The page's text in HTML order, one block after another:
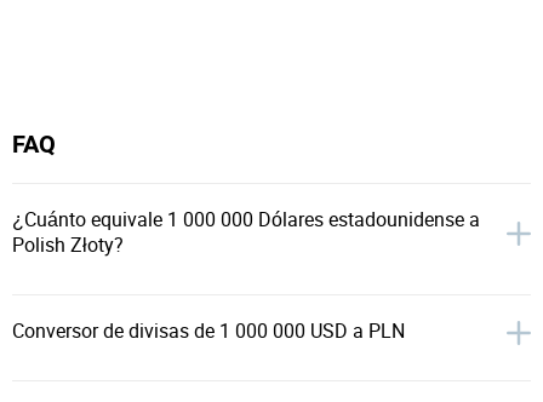
FAQ
¿Cuánto equivale 1 000 000 Dólares estadounidense a
Polish Złoty?
Conversor de divisas de 1 000 000 USD a PLN